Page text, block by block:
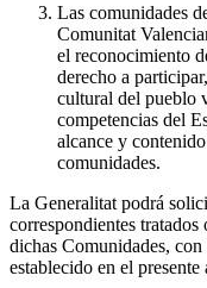
Las comunidades
Comunitat
el reconocimiento
derecho a
cultural del pueblo
competencias del
alcance y
comunidades.
La Generalitat podrá
correspondientes
dichas Comunidades,
establecido en el presente